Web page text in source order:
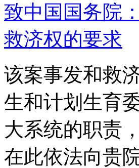
致中国国务院
救济权的要求
该案事发和救
生和计划生育
大系统的职责
在此依法向贵